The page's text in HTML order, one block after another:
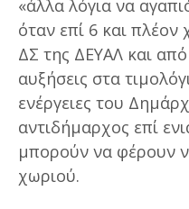
«άλλα λόγια να
όταν επί 6 και πλέον
ΔΣ της ΔΕΥΑΛ και
αυξήσεις στα
ενέργειες του
αντιδήμαρχος επί
μπορούν να φέρουν
χωριού.